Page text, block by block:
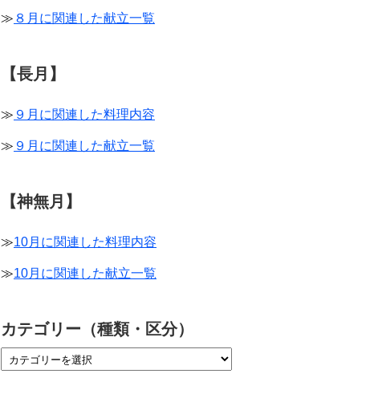
≫ ８月に関連した献立一覧
【長月】
≫ ９月に関連した料理内容
≫ ９月に関連した献立一覧
【神無月】
≫10月に関連した料理内容
≫10月に関連した献立一覧
カテゴリー（種類・区分）